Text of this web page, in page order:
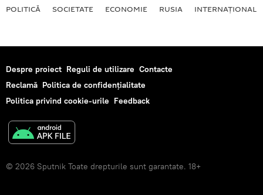
POLITICĂ SOCIETATE ECONOMIE RUSIA INTERNAŢIONAL
Despre proiect Reguli de utilizare Contacte
Reclamă Politica de confidențialitate
Politica privind cookie-urile Feedback
© 2026 Sputnik Toate drepturile sunt garantate. 18+